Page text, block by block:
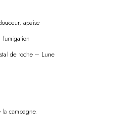
apaise
de roche – Lune
campagne.